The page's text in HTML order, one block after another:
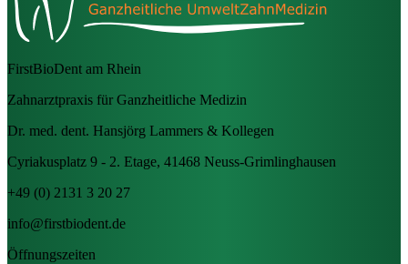
FirstBioDent am Rhein
Zahnarztpraxis für Ganzheitliche Medizin
Dr. med. dent. Hansjörg Lammers & Kollegen
Cyriakusplatz 9 - 2. Etage, 41468 Neuss-Grimlinghausen
+49 (0) 2131 3 20 27
info@firstbiodent.de
Öffnungszeiten